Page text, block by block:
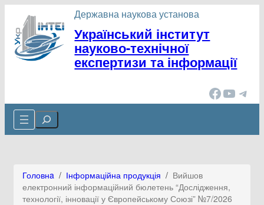
вмісту
Державна наукова установа
Український інститут
науково-технічної
експертизи та інформації
Facebook YouTube Telegram
Cerca
Головнa / Інформаційна продукція / Вийшов
електронний інформаційний бюлетень “Дослідження,
технології, інновації у Європейському Союзі” №7/2026